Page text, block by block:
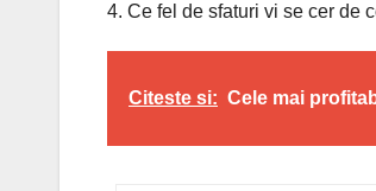
4. Ce fel de sfaturi vi se cer de
Citeste si: Cele mai